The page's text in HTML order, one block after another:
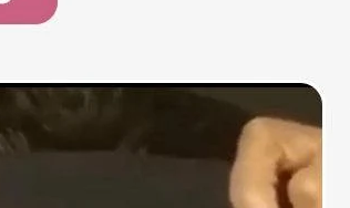
bouclées et ondulées, vous devez lisser les
Etirez doucement les cheveux jusqu'à
mesurez du haut de la perruque jusqu'à
n'hésitez pas à nous contacter :